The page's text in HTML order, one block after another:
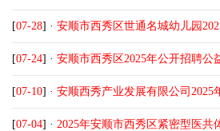
[07-28] · 安顺市西秀区世通名城幼儿园
[07-24] · 安顺市西秀区2025年公开招聘公
[07-10] · 安顺西秀产业发展有限公司2025
[07-04] · 2025年安顺市西秀区紧密型医共